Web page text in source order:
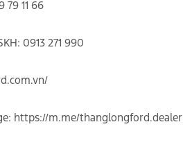
11 66
0913 271 990
https://m.me/thanglongford.dealer